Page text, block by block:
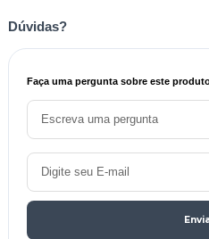
Dúvidas?
Faça uma pergunta sobre este